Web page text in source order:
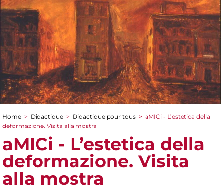
You are here
Home > Didactique > Didactique pour tous > aMICi - L’estetica della
deformazione. Visita alla mostra
aMICi - L’estetica della
deformazione. Visita
alla mostra